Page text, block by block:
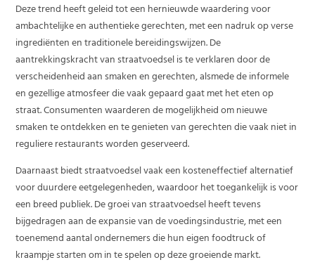
Deze trend heeft geleid tot een hernieuwde waardering voor
ambachtelijke en authentieke gerechten, met een nadruk op verse
ingrediënten en traditionele bereidingswijzen. De
aantrekkingskracht van straatvoedsel is te verklaren door de
verscheidenheid aan smaken en gerechten, alsmede de informele
en gezellige atmosfeer die vaak gepaard gaat met het eten op
straat. Consumenten waarderen de mogelijkheid om nieuwe
smaken te ontdekken en te genieten van gerechten die vaak niet in
reguliere restaurants worden geserveerd.
Daarnaast biedt straatvoedsel vaak een kosteneffectief alternatief
voor duurdere eetgelegenheden, waardoor het toegankelijk is voor
een breed publiek. De groei van straatvoedsel heeft tevens
bijgedragen aan de expansie van de voedingsindustrie, met een
toenemend aantal ondernemers die hun eigen foodtruck of
kraampje starten om in te spelen op deze groeiende markt.